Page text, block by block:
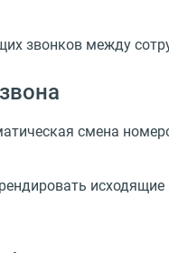
смена
исходящие